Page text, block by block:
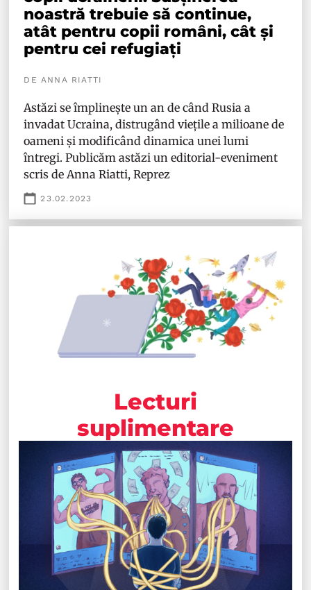
noastră trebuie să continue,
atât pentru copii români, cât și
pentru cei refugiați
DE ANNA RIATTI
Astăzi se împlinește un an de când Rusia a
invadat Ucraina, distrugând viețile a milioane de
oameni și modificând dinamica unei lumi
întregi. Publicăm astăzi un editorial-eveniment
scris de Anna Riatti, Reprez
23.02.2023
Lecturi
suplimentare